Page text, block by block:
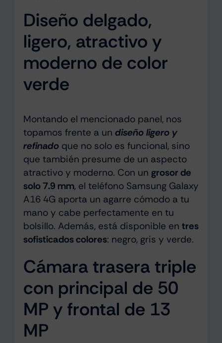
Diseño delgado,
ligero, atractivo y
moderno de color
verde
Montando el mencionado panel, nos
topamos frente a un diseño ligero y
refinadoque no solo es funcional, sino
que también presume de un aspecto
atractivo y moderno. Con un grosor de
solo 7.9 mm, el teléfono Samsung Galaxy
A16 4G aporta un agarre cómodo a tu
mano y cabe perfectamente en tu
bolsillo. Además, está disponible en tres
sofisticados colores: negro, gris y verde.
Cámara trasera triple
con principal de 50
MP y frontal de 13
MP